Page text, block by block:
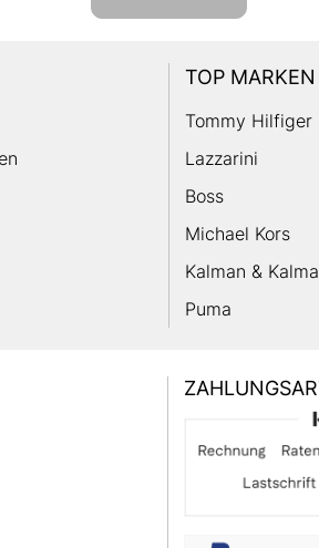
TOP MARKEN
Tommy Hilfiger
Lazzarini
Boss
Michael Kors
Kalman &
Puma